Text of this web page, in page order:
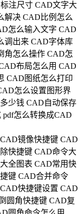
注尺寸 CAD文字大
解决 CAD比例怎么
怎么输入文字 CAD
调出来 CAD字体库
角怎么操作 CAD怎
布局怎么用 CAD
CAD图纸怎么打印
怎么设置图形界
少钱 CAD自动保存
pdf怎么转换成CAD
CAD镜像快捷键 CAD
快捷键 CAD命令大
全图表 CAD常用快
键 CAD合并命令
CAD快捷键设置 CAD
圆角快捷键 CAD复